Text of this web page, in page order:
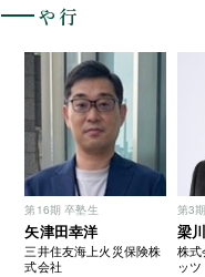
や行
第16期 卒塾生
矢津田幸洋
三井住友海上火災保険株
式会社
第3
梁
株
ッツ